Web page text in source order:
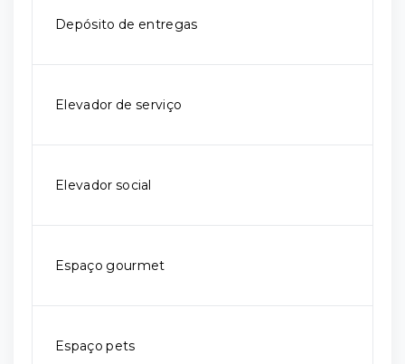
Depósito de entregas
Elevador de serviço
Elevador social
Espaço gourmet
Espaço pets